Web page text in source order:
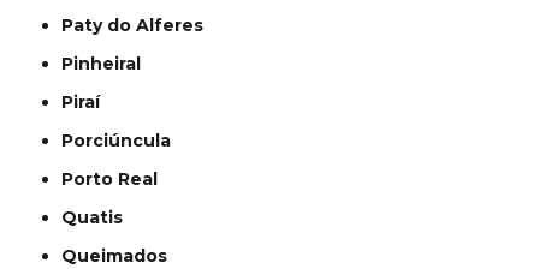
Paty do Alferes
Pinheiral
Piraí
Porciúncula
Porto Real
Quatis
Queimados